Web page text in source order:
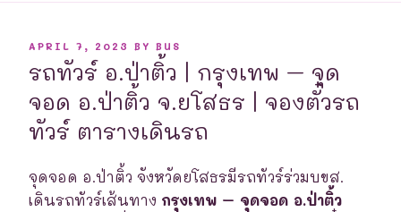
POSTED
APRIL 7, 2023 BY BUS
รถทัวร์ อ.ป่าติ้ว | กรุงเทพ – จุด
จอด อ.ป่าติ้ว จ.ยโสธร | จองตั๋วรถ
ทัวร์ ตารางเดินรถ
จุดจอด อ.ป่าติ้ว จังหวัดยโสธรมีรถทัวร์ร่วมบขส.
เดินรถทัวร์เส้นทาง กรุงเทพ – จุดจอด อ.ป่าติ้ว